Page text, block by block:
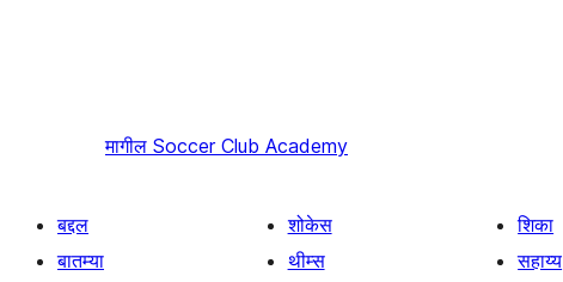
मागील Soccer Club Academy
बद्दल
बातम्या
शोकेस
थीम्स
शिका
सहाय्य